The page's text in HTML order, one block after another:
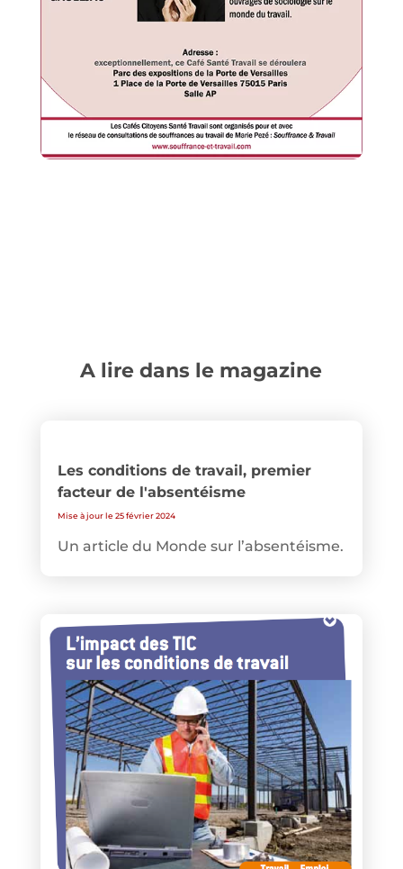
A lire dans le magazine
Les conditions de travail, premier
facteur de l'absentéisme
Mise à jour le 25 février 2024
Un article du Monde sur l’absentéisme.